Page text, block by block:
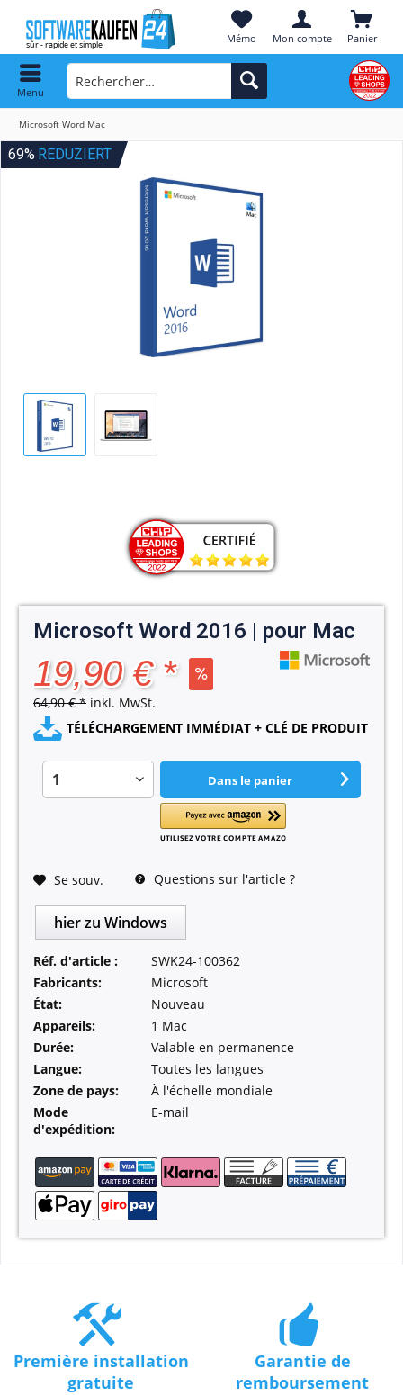
Panier
Mémo Mon compte
Menu
Microsoft Word Mac
69% REDUZIERT
Microsoft Word 2016 | pour Mac
19,90 € *
64,90 € * inkl. MwSt.
TÉLÉCHARGEMENT IMMÉDIAT + CLÉ DE PRODUIT
Dans le panier
Se souv. Questions sur l'article ?
hier zu Windows
Réf. d'article :
SWK24-100362
Fabricants:
Microsoft
État:
Nouveau
Appareils:
1 Mac
Durée:
Valable en permanence
Langue:
Toutes les langues
Zone de pays:
À l'échelle mondiale
Mode
d'expédition:
E-mail
Première installation
gratuite
Garantie de
remboursement